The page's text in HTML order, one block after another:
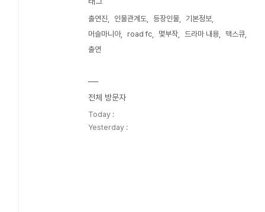
출연진 인물관계도 등장인물
기본정보
머슬마니아
road fc 몇부작 드라마 내용
맥스큐
출연
전체 방문자
Today :
Yesterday :